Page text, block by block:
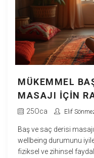
MÜKEMMEL
MASAJI İÇIN
25Oca Elif
Baş ve saç derisi
wellbeing durumunu
fiziksel ve zihinsel